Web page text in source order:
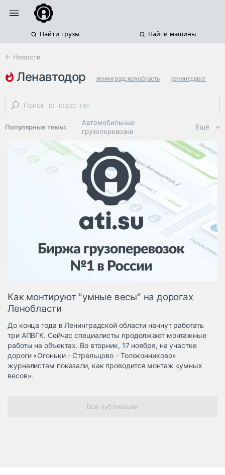
Найти грузы Найти машины
← Новости
ленавтодор ленинградская область ремонт дорог
региональные автодороги
Популярные темы:
Автомобильные
грузоперевозки
Региональная
логистика
ЭДО, ИТ в
логистике
Дороги,
инфраструктура
Логистика, грузы
Негабаритные и
опасные грузы
Безопасность и
Таможня и ВЭД
грузовые
терминалы
Коммерческий
транспорт
запчасти, шины
Ещё
Как монтируют "умные весы" на дорогах
Ленобласти
До конца года в Ленинградской области начнут работать
три АПВГК. Сейчас специалисты продолжают монтажные
работы на объектах. Во вторник, 17 ноября, на участке
дороги «Огоньки - Стрельцово - Толоконниково»
журналистам показали, как проводится монтаж «умных
весов».
Все публикации